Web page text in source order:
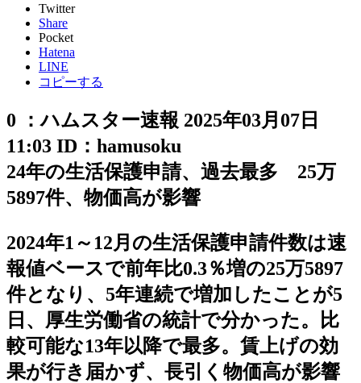
Twitter
Share
Pocket
Hatena
LINE
コピーする
0 ：ハムスター速報 2025年03月07日
11:03 ID：hamusoku
24年の生活保護申請、過去最多 25万
5897件、物価高が影響
2024年1～12月の生活保護申請件数は速
報値ベースで前年比0.3％増の25万5897
件となり、5年連続で増加したことが5
日、厚生労働省の統計で分かった。比
較可能な13年以降で最多。賃上げの効
果が行き届かず、長引く物価高が影響